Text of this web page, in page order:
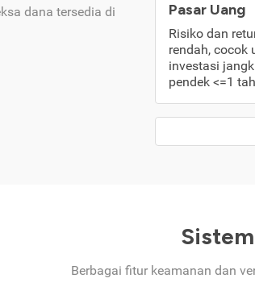
dana tersedia di
Pasar Uang
Risiko dan
rendah, cocok
investasi
pendek <=1
Berbagai fitur keamanan dan